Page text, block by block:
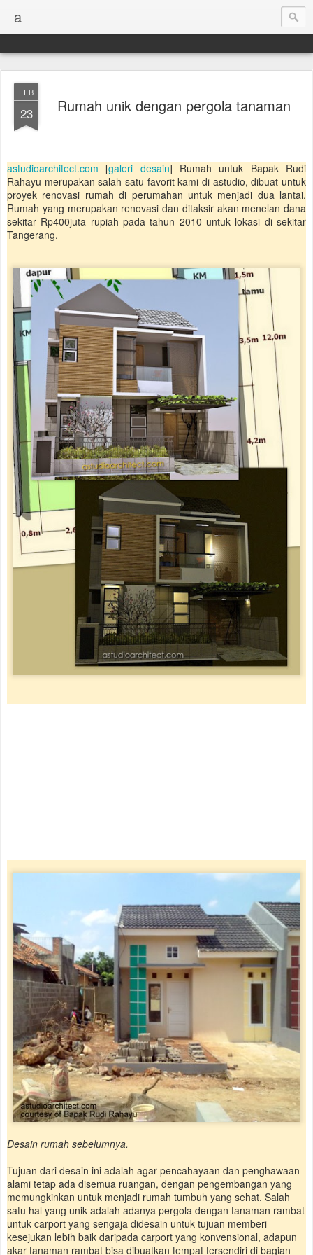
a
FEB
23 Rumah unik dengan pergola tanaman
astudioarchitect.com [galeri desain] Rumah untuk Bapak Rudi
Rahayu merupakan salah satu favorit kami di astudio, dibuat untuk
proyek renovasi rumah di perumahan untuk menjadi dua lantai.
Rumah yang merupakan renovasi dan ditaksir akan menelan dana
sekitar Rp400juta rupiah pada tahun 2010 untuk lokasi di sekitar
Tangerang.
Desain rumah sebelumnya.
Tujuan dari desain ini adalah agar pencahayaan dan penghawaan
alami tetap ada disemua ruangan, dengan pengembangan yang
memungkinkan untuk menjadi rumah tumbuh yang sehat. Salah
satu hal yang unik adalah adanya pergola dengan tanaman rambat
untuk carport yang sengaja didesain untuk tujuan memberi
kesejukan lebih baik daripada carport yang konvensional, adapun
akar tanaman rambat bisa dibuatkan tempat tersendiri di bagian